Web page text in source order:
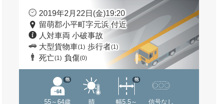
2019年2月22日(金)19:20
留萌郡小平町字元浜 付近
人対車両 小破事故
大型貨物車(1) 歩行者(1)
死亡(1) 負傷(0)
55～64歳
他
晴
幅5.5～
他
信号なし